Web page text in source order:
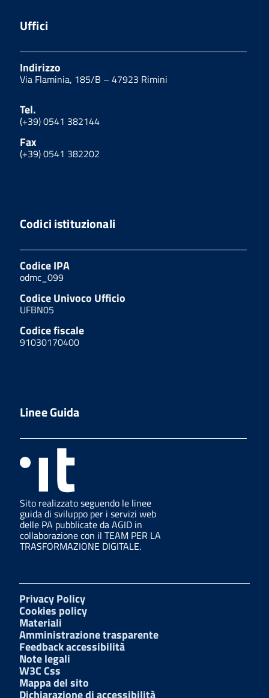
Uffici
Indirizzo
Via Flaminia, 185/B – 47923 Rimini
Tel.
(+39) 0541 382144
Fax
(+39) 0541 382202
Codici istituzionali
Codice IPA
odmc_099
Codice Univoco Ufficio
UFBN05
Codice fiscale
91030170400
Linee Guida
Sito realizzato seguendo le linee
guida di sviluppo per i servizi web
delle PA pubblicate da AGID in
collaborazione con il TEAM PER LA
TRASFORMAZIONE DIGITALE.
Privacy Policy
Cookies policy
Materiali
Amministrazione trasparente
Feedback accessibilità
Note legali
W3C Css
Mappa del sito
Dichiarazione di accessibilità